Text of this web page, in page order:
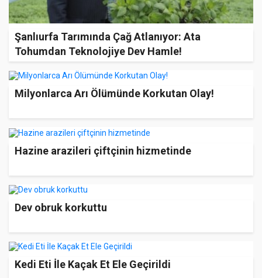
Şanlıurfa Tarımında Çağ Atlanıyor: Ata
Tohumdan Teknolojiye Dev Hamle!
Milyonlarca Arı Ölümünde Korkutan Olay!
Hazine arazileri çiftçinin hizmetinde
Dev obruk korkuttu
Kedi Eti İle Kaçak Et Ele Geçirildi